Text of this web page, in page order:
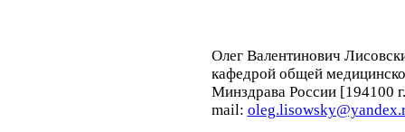
Олег Валентинович
кафедрой общей
Минздрава России [194100
mail: